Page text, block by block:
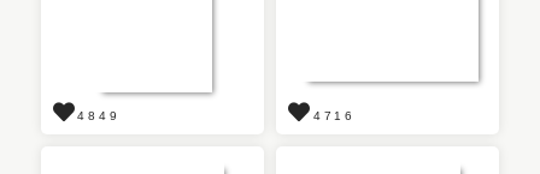
4849 4716